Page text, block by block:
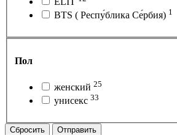
BTS ( Респу́блика Се́рбия) 1
Пол
женский 25
унисекс 33
Сбросить Отправить